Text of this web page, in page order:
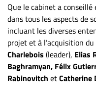
Que le cabinet a
dans tous les aspects de
incluant les diverses
projet et à l’acquisition
Charlebois (leader), Elias
Baghramyan, Félix
Rabinovitch etCatherine